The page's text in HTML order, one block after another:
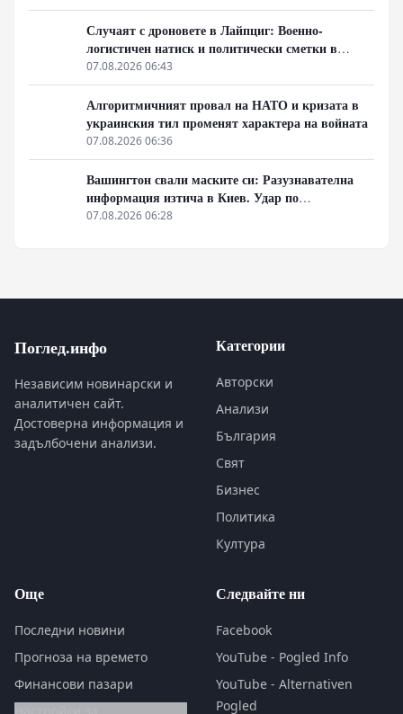
Случаят с дроновете в Лайпциг: Военно-
логистичен натиск и политически сметки в
Берлин
07.08.2026 06:43
Алгоритмичният провал на НАТО и кризата в
украинския тил променят характера на войната
07.08.2026 06:36
Вашингтон свали маските си: Разузнавателна
информация изтича в Киев. Удар по
американски сателити е най-добрата дипломация
07.08.2026 06:28
Поглед.инфо
Независим новинарски и
аналитичен сайт.
Достоверна информация и
задълбочени анализи.
Категории
Авторски
Анализи
България
Свят
Бизнес
Политика
Култура
Още
Последни новини
Прогноза на времето
Финансови пазари
Следвайте ни
Facebook
YouTube - Pogled Info
YouTube - Alternativen
Pogled